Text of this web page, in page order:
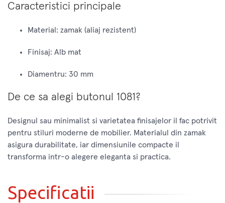
Caracteristici principale
Material: zamak (aliaj rezistent)
Finisaj: Alb mat
Diamentru: 30 mm
De ce sa alegi butonul 1081?
Designul sau minimalist si varietatea finisajelor il fac potrivit
pentru stiluri moderne de mobilier. Materialul din zamak
asigura durabilitate, iar dimensiunile compacte il
transforma intr-o alegere eleganta si practica.
Specificatii